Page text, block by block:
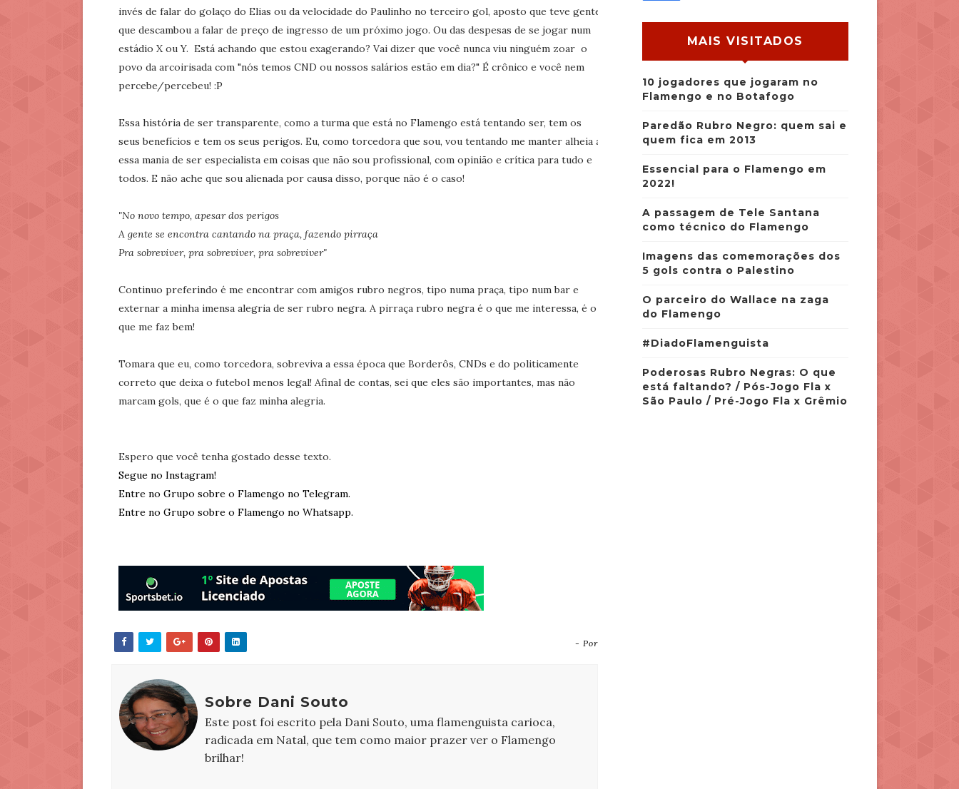
invés de falar do golaço do Elias ou da velocidade do Paulinho no terceiro gol, aposto que teve gente
que descambou a falar de preço de ingresso de um próximo jogo. Ou das despesas de se jogar num
estádio X ou Y. Está achando que estou exagerando? Vai dizer que você nunca viu ninguém zoar o
povo da arcoirisada com "nós temos CND ou nossos salários estão em dia?" É crônico e você nem
percebe/percebeu! :P
Essa história de ser transparente, como a turma que está no Flamengo está tentando ser, tem os
seus benefícios e tem os seus perigos. Eu, como torcedora que sou, vou tentando me manter alheia a
essa mania de ser especialista em coisas que não sou profissional, com opinião e crítica para tudo e
todos. E não ache que sou alienada por causa disso, porque não é o caso!
"No novo tempo, apesar dos perigos
A gente se encontra cantando na praça, fazendo pirraça
Pra sobreviver, pra sobreviver, pra sobreviver"
Continuo preferindo é me encontrar com amigos rubro negros, tipo numa praça, tipo num bar e
externar a minha imensa alegria de ser rubro negra. A pirraça rubro negra é o que me interessa, é o
que me faz bem!
Tomara que eu, como torcedora, sobreviva a essa época que Borderôs, CNDs e do politicamente
correto que deixa o futebol menos legal! Afinal de contas, sei que eles são importantes, mas não
marcam gols, que é o que faz minha alegria.
Espero que você tenha gostado desse texto.
Segue no Instagram!
Entre no Grupo sobre o Flamengo no Telegram.
Entre no Grupo sobre o Flamengo no Whatsapp.
- Por
Sobre Dani Souto
Este post foi escrito pela Dani Souto, uma flamenguista carioca,
radicada em Natal, que tem como maior prazer ver o Flamengo
brilhar!
MAIS VISITADOS
10 jogadores que jogaram no
Flamengo e no Botafogo
Paredão Rubro Negro: quem sai e
quem fica em 2013
Essencial para o Flamengo em
2022!
A passagem de Tele Santana
como técnico do Flamengo
Imagens das comemorações dos
5 gols contra o Palestino
O parceiro do Wallace na zaga
do Flamengo
#DiadoFlamenguista
Poderosas Rubro Negras: O que
está faltando? / Pós-Jogo Fla x
São Paulo / Pré-Jogo Fla x Grêmio